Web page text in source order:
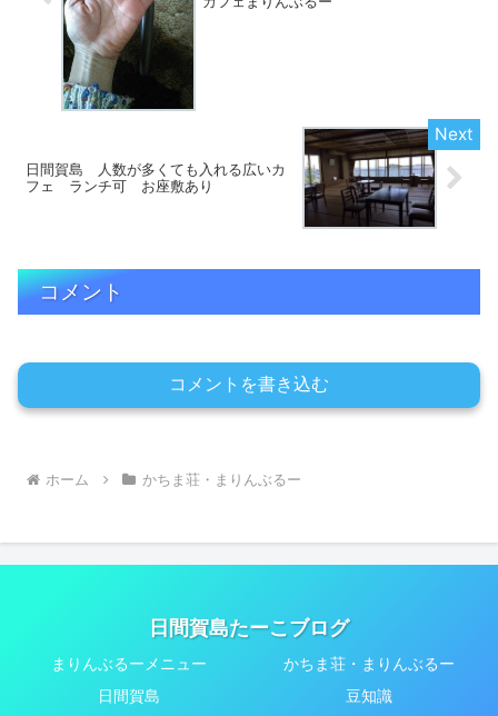
日間賀島 人数が多くても入れる広いカ
フェ ランチ可 お座敷あり
コメント
コメントを書き込む
ホーム かちま荘・まりんぶるー
日間賀島たーこブログ
まりんぶるーメニュー
かちま荘・まりんぶるー
日間賀島
豆知識